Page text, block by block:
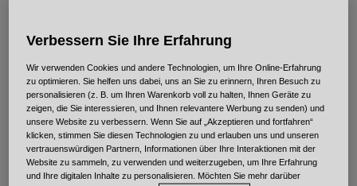
Verbessern Sie Ihre Erfahrung
Wir verwenden Cookies und andere Technologien, um Ihre Online-Erfahrung
zu optimieren. Sie helfen uns dabei, uns an Sie zu erinnern, Ihren Besuch zu
personalisieren (z. B. um Ihren Warenkorb voll zu halten, Ihnen Geräte zu
zeigen, die Sie interessieren, und Ihnen relevantere Werbung zu senden) und
unsere Website zu verbessern. Wenn Sie auf „Akzeptieren und fortfahren“
klicken, stimmen Sie diesen Technologien zu und erlauben uns und unseren
vertrauenswürdigen Partnern, Informationen über Ihre Interaktionen mit der
Website zu sammeln, zu verwenden und weiterzugeben, um Ihre Erfahrung
und Ihre digitalen Inhalte zu personalisieren. Möchten Sie mehr darüber